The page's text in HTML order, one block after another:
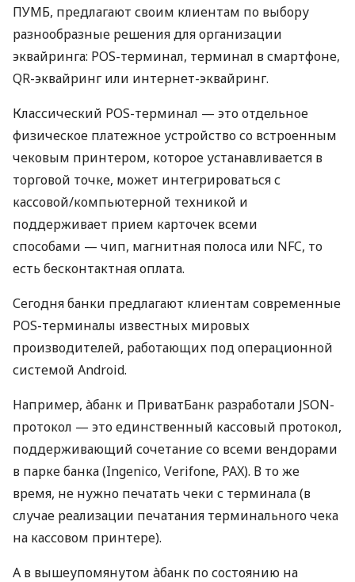
ПУМБ, предлагают своим клиентам по выбору
разнообразные решения для организации
эквайринга: POS-терминал, терминал в смартфоне,
QR-эквайринг или интернет-эквайринг.
Классический POS-терминал — это отдельное
физическое платежное устройство со встроенным
чековым принтером, которое устанавливается в
торговой точке, может интегрироваться с
кассовой/компьютерной техникой и
поддерживает прием карточек всеми
способами — чип, магнитная полоса или NFC, то
есть бесконтактная оплата.
Сегодня банки предлагают клиентам современные
POS-терминалы известных мировых
производителей, работающих под операционной
системой Android.
Например, àбанк и ПриватБанк разработали JSON-
протокол — это единственный кассовый протокол,
поддерживающий сочетание со всеми вендорами
в парке банка (Ingenico, Verifone, PAX). В то же
время, не нужно печатать чеки с терминала (в
случае реализации печатания терминального чека
на кассовом принтере).
А в вышеупомянутом àбанк по состоянию на